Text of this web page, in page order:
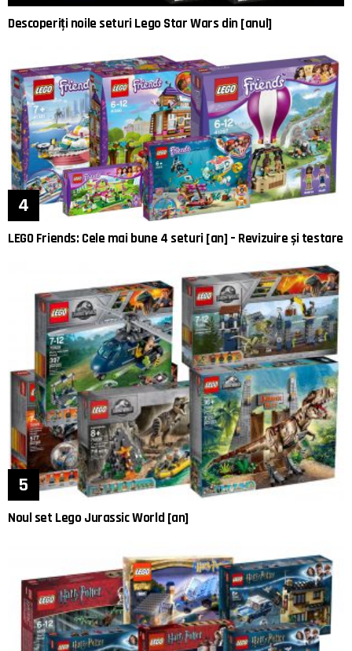
Descoperiți noile seturi Lego Star Wars din [anul]
LEGO Friends: Cele mai bune 4 seturi [an] – Revizuire și testare
Noul set Lego Jurassic World [an]